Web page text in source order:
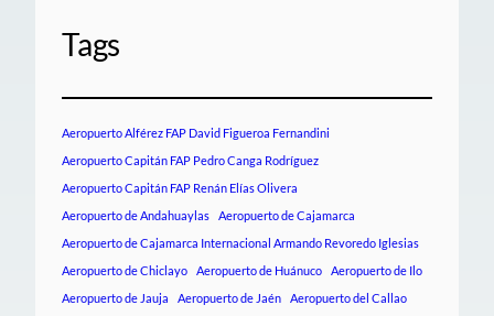
Tags
Aeropuerto Alférez FAP David Figueroa Fernandini
Aeropuerto Capitán FAP Pedro Canga Rodríguez
Aeropuerto Capitán FAP Renán Elías Olivera
Aeropuerto de Andahuaylas
Aeropuerto de Cajamarca
Aeropuerto de Cajamarca Internacional Armando Revoredo Iglesias
Aeropuerto de Chiclayo
Aeropuerto de Huánuco
Aeropuerto de Ilo
Aeropuerto de Jauja
Aeropuerto de Jaén
Aeropuerto del Callao